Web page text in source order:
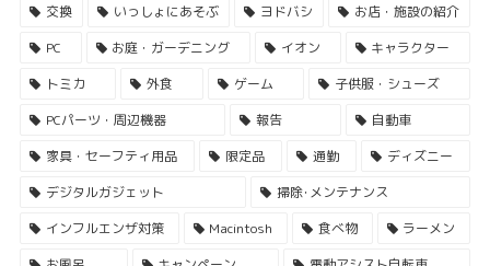
交換
いっしょにあそぶ ヨドバシ
お店・施設の紹介
PC
お庭・ガーデニング イオン
キャラクター
トミカ
外食 ゲーム
子供服・シューズ
PCパーツ・周辺機器
報告
自動車
家具・セーフティ用品
限定品 通勤
ディズニー
デジタルガジェット
掃除･メンテナンス
インフルエンザ対策
Macintosh 食べ物
ラーメン